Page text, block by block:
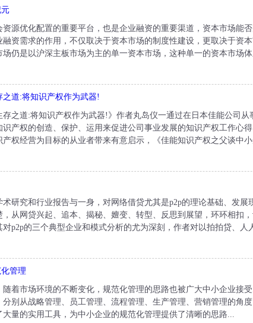
源优化配置的重要平台，也是企业融资的重要渠道，资本市场能
资需求的作用，不仅取决于资本市场的制度性建设，更取决于资
仍是以沪深主板市场为主的单一资本市场，这种单一的资本市场
道:将知识产权作为武器!
存之道:将知识产权作为武器!》作者丸岛仪一通过在日本佳能公司从
产权的创造、保护、运用来促进公司事业发展的知识产权工作心
权经营为目标的从业者带来有意启示，《佳能知识产权之父谈中
术研究和行业报告与一身，对网络借贷尤其是p2p的理论基础、发展
从网贷兴起、追本、揭秘、嬗变、转型、反思到展望，环环相扣
p2p的三个典型企业和模式分析的尤为深刻，作者对以拍拍贷、人
管理
着市场环境的不断变化，规范化管理的思路也被广大中小企业接
别从战略管理、员工管理、流程管理、生产管理、营销管理的角
量的实用工具，为中小企业的规范化管理提供了清晰的思路...